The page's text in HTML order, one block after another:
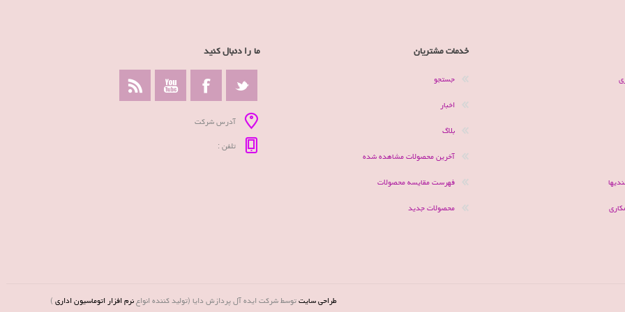
خدمات مشتریان
جستجو
اخبار
بلاگ
آخرین محصولات مشاهده شده
فهرست مقایسه محصولات
محصولات جدید
ما را دنبال کنید
آدرس شرکت
تلفن :
طراحی سایتتوسط شرکت ایده آل پردازش دایا (تولید کننده انواعنرم افزار اتوماسیون اداری)